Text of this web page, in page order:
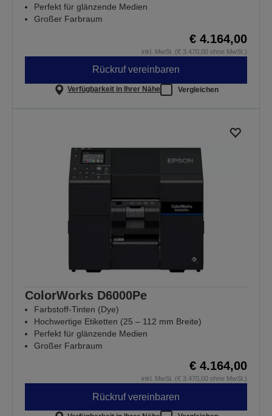
Perfekt für glänzende Medien
Großer Farbraum
€ 4.164,00
inkl. MwSt. (€ 3.470,00 ohne MwSt.)
Rückruf vereinbaren
Verfügbarkeit in Ihrer Nähe Vergleichen
ColorWorks D6000Pe
Farbstoff-Tinten (Dye)
Hochwertige Etiketten (25 – 112 mm Breite)
Perfekt für glänzende Medien
Großer Farbraum
€ 4.164,00
inkl. MwSt. (€ 3.470,00 ohne MwSt.)
Rückruf vereinbaren